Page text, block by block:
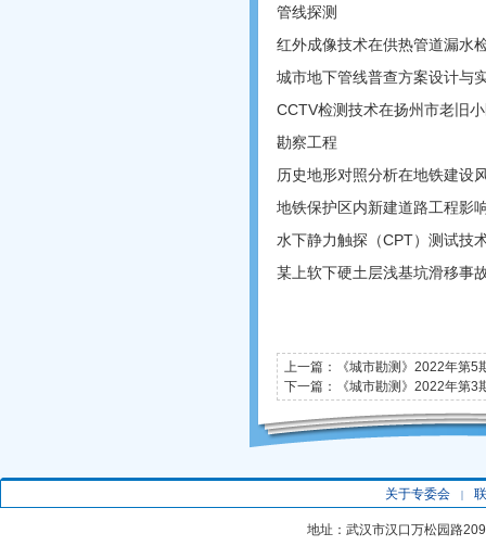
管线探测
红外成像技术在供热管道漏水
城市地下管线普查方案设计
CCTV检测技术在扬州市老旧
勘察工程
历史地形对照分析在地铁建设
地铁保护区内新建道路工程影
水下静力触探（CPT）测试技
某上软下硬土层浅基坑滑移事
上一篇：
《城市勘测》2022年第5
下一篇：
《城市勘测》2022年第3
关于专委会 |
地址：武汉市汉口万松园路